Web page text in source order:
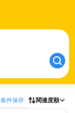
条件保存 関連度順